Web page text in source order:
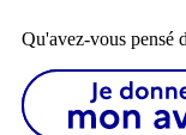
Qu'avez-vous pensé